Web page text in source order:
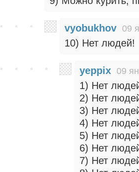
vyobukhov 09
10) Нет людей!
yeppix 09
1) Нет
2) Нет
3) Нет
4) Нет
5) Нет
6) Нет
7) Нет